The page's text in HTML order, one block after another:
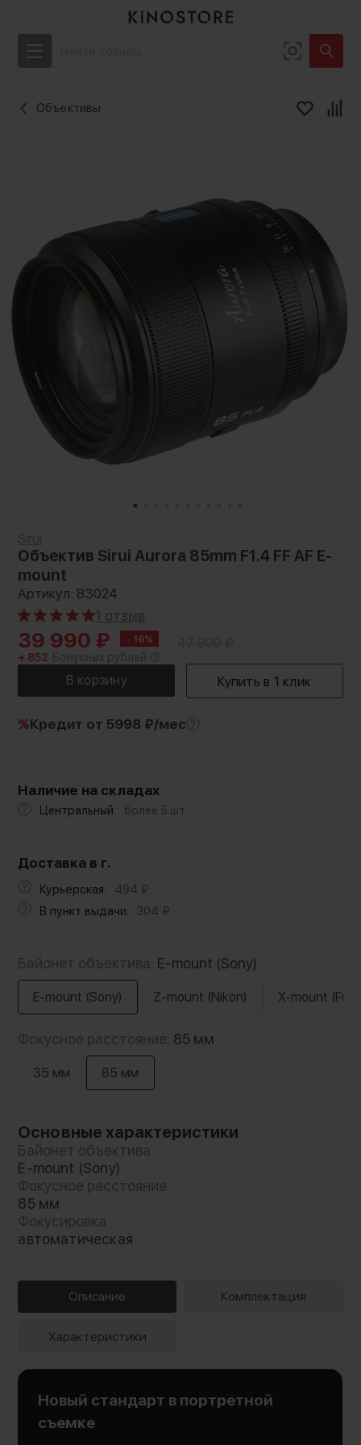
Объективы
Объектив Sirui Aurora 85mm F1.4 FF AF E-
mount
Артикул: 83024
1 отзыв
39 990 ₽ - 16%
+ 852 Бонусных рублей
%Кредит от 5998 ₽/мес
Наличие на складах
Центральный: более 5 шт.
Доставка в г.
Курьерская: 494 ₽
В пункт выдачи:
304 ₽
Байонет объектива: E-mount (Sony)
E-mount (Sony) Z-mount (Nikon) X-mount
Фокусное расстояние: 85 мм
35 мм 85 мм
Основные характеристики
Байонет объектива
E-mount (Sony)
Фокусное расстояние
85 мм
Фокусировка
автоматическая
Описание Комплектация
Характеристики
Новый стандарт в портретной
съемке